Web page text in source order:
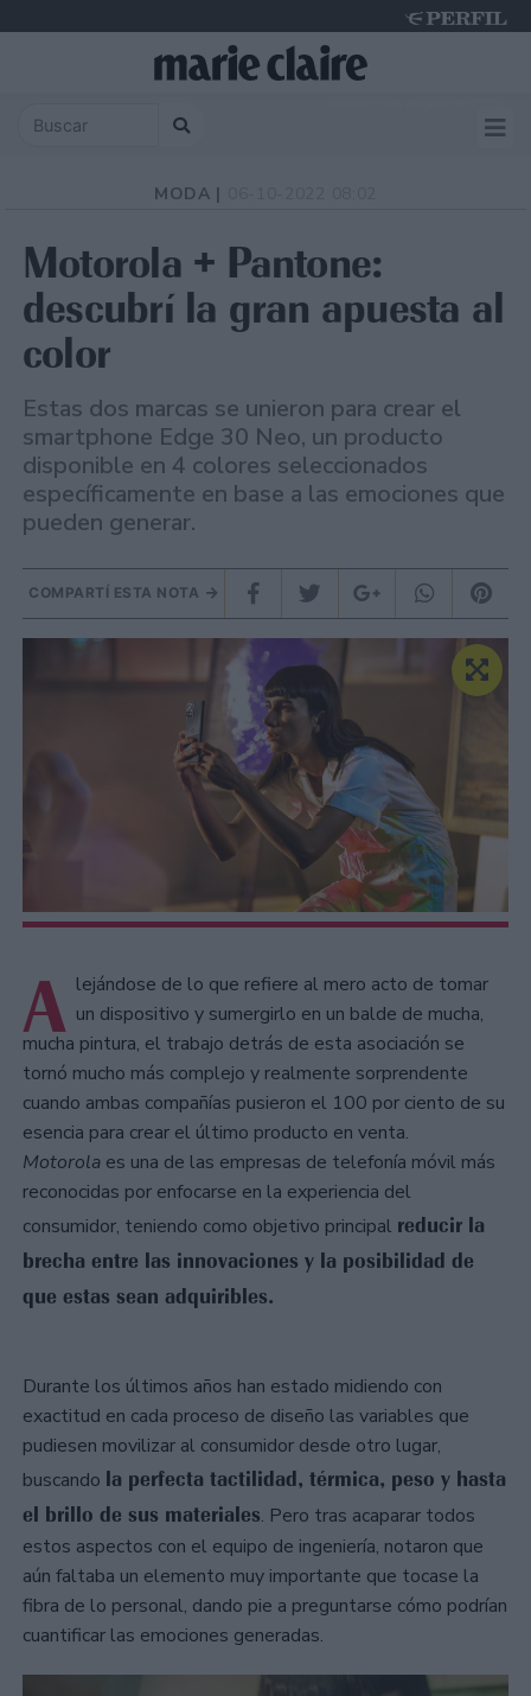
MODA |
Motorola + Pantone:
descubrí la gran apuesta al
color
Estas dos marcas se unieron para crear el
smartphone Edge 30 Neo, un producto
disponible en 4 colores seleccionados
específicamente en base a las emociones que
pueden generar.
COMPARTÍ ESTA NOTA
A lejándose de lo que refiere al mero acto de tomar
un dispositivo y sumergirlo en un balde de mucha,
mucha pintura, el trabajo detrás de esta asociación se
tornó mucho más complejo y realmente sorprendente
cuando ambas compañías pusieron el 100 por ciento de su
esencia para crear el último producto en venta.
Motorola es una de las empresas de telefonía móvil más
reconocidas por enfocarse en la experiencia del
consumidor, teniendo como objetivo principal reducir la
brecha entre las innovaciones y la posibilidad de
que estas sean adquiribles.
Durante los últimos años han estado midiendo con
exactitud en cada proceso de diseño las variables que
pudiesen movilizar al consumidor desde otro lugar,
buscando la perfecta tactilidad, térmica, peso y hasta
el brillo de sus materiales. Pero tras acaparar todos
estos aspectos con el equipo de ingeniería, notaron que
aún faltaba un elemento muy importante que tocase la
fibra de lo personal, dando pie a preguntarse cómo podrían
cuantificar las emociones generadas.